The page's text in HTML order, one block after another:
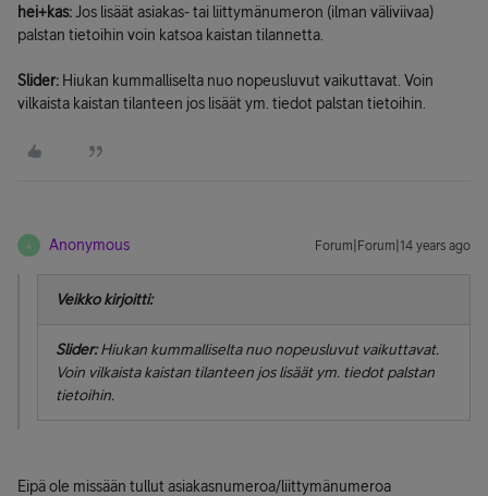
hei+kas:Jos lisäät asiakas- tai liittymänumeron (ilman väliviivaa)
palstan tietoihin voin katsoa kaistan tilannetta.
Slider: Hiukan kummalliselta nuo nopeusluvut vaikuttavat. Voin
vilkaista kaistan tilanteen jos lisäät ym. tiedot palstan tietoihin.
A Anonymous Forum|Forum|14 years ago
Veikko kirjoitti:
Slider:Hiukan kummalliselta nuo nopeusluvut vaikuttavat.
Voin vilkaista kaistan tilanteen jos lisäät ym. tiedot palstan
tietoihin.
Eipä ole missään tullut asiakasnumeroa/liittymänumeroa